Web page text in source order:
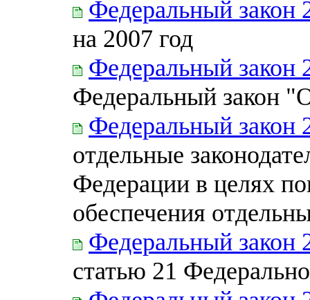
Федеральный закон
на 2007 год
Федеральный закон
Федеральный закон
Федеральный закон
отдельные
Федерации в целях
обеспечения
Федеральный закон
статью 21